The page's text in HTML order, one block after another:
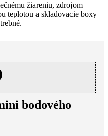
žiareniu, zdrojom
teplotou a skladovacie boxy
bodového